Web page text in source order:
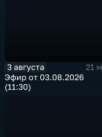
3 августа
21
Эфир от 03.08.2026
(11:30)